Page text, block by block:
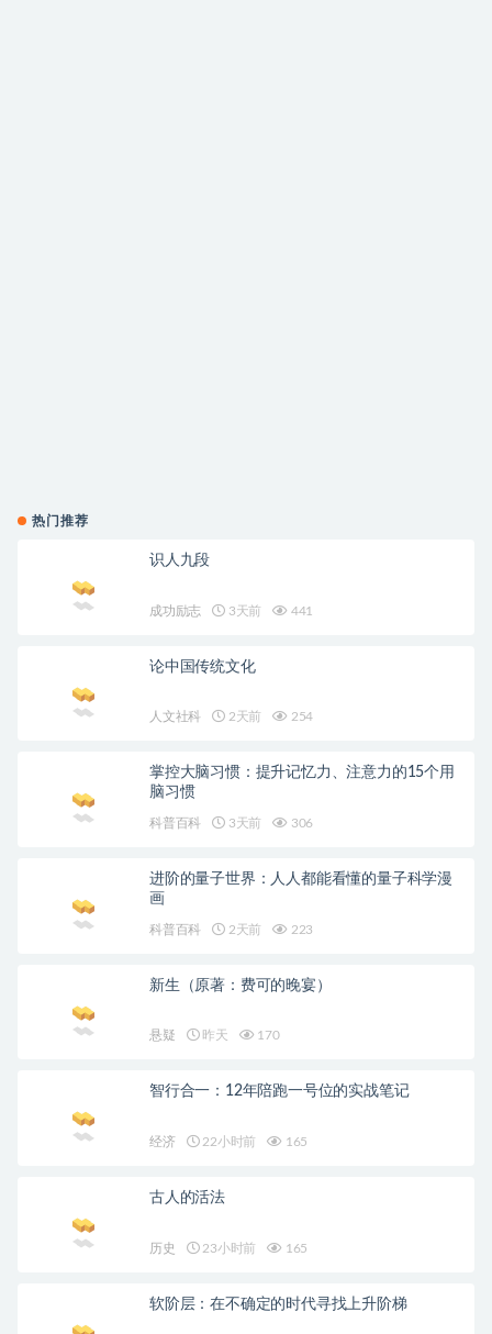
热门推荐
识人九段
成功励志 3天前 441
论中国传统文化
人文社科 2天前 254
掌控大脑习惯：提升记忆力、注意力的15个用
脑习惯
科普百科 3天前 306
进阶的量子世界：人人都能看懂的量子科学漫
画
科普百科 2天前 223
新生（原著：费可的晚宴）
悬疑 昨天 170
智行合一：12年陪跑一号位的实战笔记
经济 22小时前 165
古人的活法
历史 23小时前 165
软阶层：在不确定的时代寻找上升阶梯